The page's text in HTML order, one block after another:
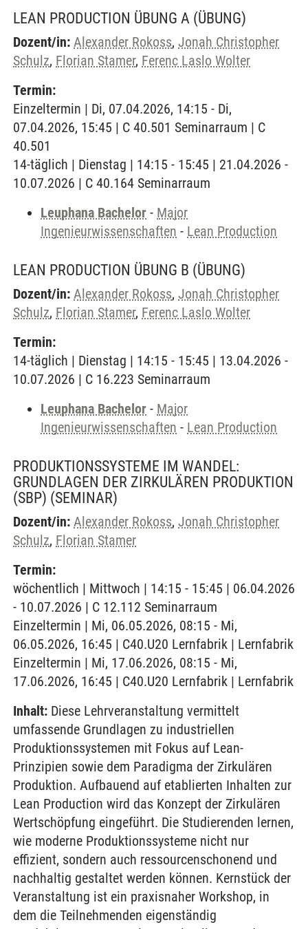
LEAN PRODUCTION ÜBUNG A (ÜBUNG)
Dozent/in: Alexander Rokoss, Jonah Christopher
Schulz, Florian Stamer, Ferenc Laslo Wolter
Termin:
Einzeltermin | Di, 07.04.2026, 14:15 - Di,
07.04.2026, 15:45 | C 40.501 Seminarraum | C
40.501
14-täglich | Dienstag | 14:15 - 15:45 | 21.04.2026 -
10.07.2026 | C 40.164 Seminarraum
Leuphana Bachelor - Major
Ingenieurwissenschaften - Lean Production
LEAN PRODUCTION ÜBUNG B (ÜBUNG)
Dozent/in: Alexander Rokoss, Jonah Christopher
Schulz, Florian Stamer, Ferenc Laslo Wolter
Termin:
14-täglich | Dienstag | 14:15 - 15:45 | 13.04.2026 -
10.07.2026 | C 16.223 Seminarraum
Leuphana Bachelor - Major
Ingenieurwissenschaften - Lean Production
PRODUKTIONSSYSTEME IM WANDEL:
GRUNDLAGEN DER ZIRKULÄREN PRODUKTION
(SBP) (SEMINAR)
Dozent/in: Alexander Rokoss, Jonah Christopher
Schulz, Florian Stamer
Termin:
wöchentlich | Mittwoch | 14:15 - 15:45 | 06.04.2026
- 10.07.2026 | C 12.112 Seminarraum
Einzeltermin | Mi, 06.05.2026, 08:15 - Mi,
06.05.2026, 16:45 | C40.U20 Lernfabrik | Lernfabrik
Einzeltermin | Mi, 17.06.2026, 08:15 - Mi,
17.06.2026, 16:45 | C40.U20 Lernfabrik | Lernfabrik
Inhalt: Diese Lehrveranstaltung vermittelt
umfassende Grundlagen zu industriellen
Produktionssystemen mit Fokus auf Lean-
Prinzipien sowie dem Paradigma der Zirkulären
Produktion. Aufbauend auf etablierten Inhalten zur
Lean Production wird das Konzept der Zirkulären
Wertschöpfung eingeführt. Die Studierenden lernen,
wie moderne Produktionssysteme nicht nur
effizient, sondern auch ressourcenschonend und
nachhaltig gestaltet werden können. Kernstück der
Veranstaltung ist ein praxisnaher Workshop, in
dem die Teilnehmenden eigenständig